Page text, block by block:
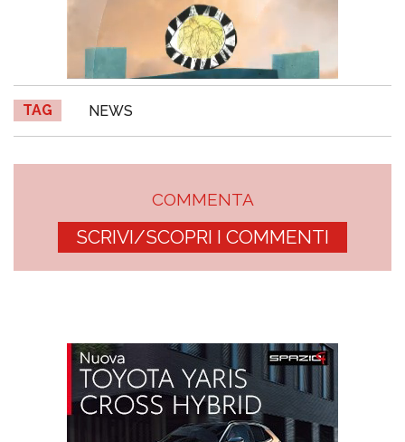
TAG NEWS
COMMENTA
SCRIVI/SCOPRI I COMMENTI